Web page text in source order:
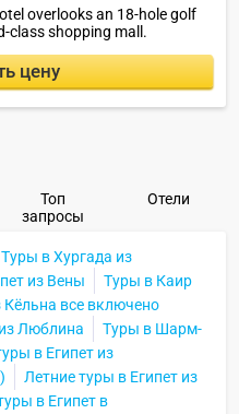
overlooks an 18-hole golf
class shopping mall.
цену
Топ
запросы
Отели
Туры в Хургада из
из Вены
Туры в Каир
Кёльна все включено
Люблина
Туры в Шарм-
в Египет из
Летние туры в Египет из
в Египет в